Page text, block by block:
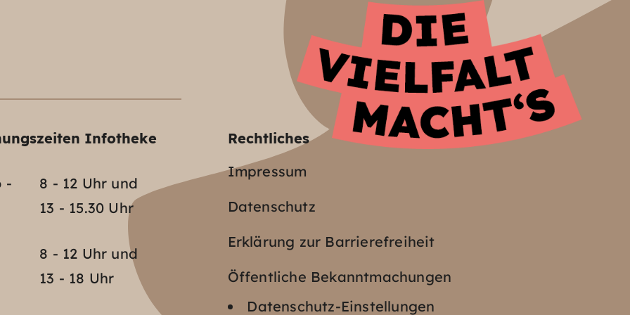
Infotheke
-
8 - 12 Uhr und
13 - 15.30 Uhr
8 - 12 Uhr und
13 - 18 Uhr
Rechtliches
Impressum
Datenschutz
Erklärung zur Barrierefreiheit
Öffentliche Bekanntmachungen
Datenschutz-Einstellungen